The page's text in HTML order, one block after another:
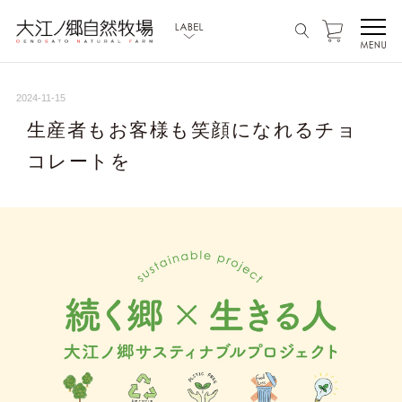
2024-11-15
生産者もお客様も笑顔になれるチョ
コレートを